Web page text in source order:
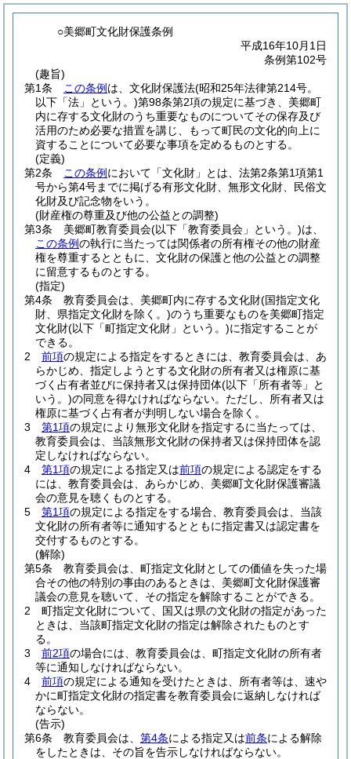
○美郷町文化財保護条例
平成16年10月1日
条例第102号
(趣旨)
第1条
この条例 は、文化財保護法(昭和25年法律第214号。
以下「法」という。)第98条第2項の規定に基づき、美郷町
内に存する文化財のうち重要なものについてその保存及び
活用のため必要な措置を講じ、もって町民の文化的向上に
資することについて必要な事項を定めるものとする。
(定義)
第2条
この条例 において「文化財」とは、法第2条第1項第1
号から第4号までに掲げる有形文化財、無形文化財、民俗文
化財及び記念物をいう。
(財産権の尊重及び他の公益との調整)
第3条
美郷町教育委員会(以下「教育委員会」という。)は、
この条例の執行に当たっては関係者の所有権その他の財産
権を尊重するとともに、文化財の保護と他の公益との調整
に留意するものとする。
(指定)
第4条
教育委員会は、美郷町内に存する文化財(国指定文化
財、県指定文化財を除く。)のうち重要なものを美郷町指定
文化財(以下「町指定文化財」という。)に指定することが
できる。
2
前項の規定による指定をするときには、教育委員会は、あ
らかじめ、指定しようとする文化財の所有者又は権原に基
づく占有者並びに保持者又は保持団体(以下「所有者等」と
いう。)の同意を得なければならない。 ただし、所有者又は
権原に基づく占有者が判明しない場合を除く。
3
第1項の規定により無形文化財を指定するに当たっては、
教育委員会は、当該無形文化財の保持者又は保持団体を認
定しなければならない。
4
第1項の規定による指定又は前項の規定による認定をする
には、教育委員会は、あらかじめ、美郷町文化財保護審議
会の意見を聴くものとする。
5
第1項の規定による指定をする場合、教育委員会は、当該
文化財の所有者等に通知するとともに指定書又は認定書を
交付するものとする。
(解除)
第5条
教育委員会は、町指定文化財としての価値を失った場
合その他の特別の事由のあるときは、美郷町文化財保護審
議会の意見を聴いて、その指定を解除することができる。
2
町指定文化財について、国又は県の文化財の指定があった
ときは、当該町指定文化財の指定は解除されたものとす
る。
3
前2項の場合には、教育委員会は、町指定文化財の所有者
等に通知しなければならない。
4
前項の規定による通知を受けたときは、所有者等は、速や
かに町指定文化財の指定書を教育委員会に返納しなければ
ならない。
(告示)
第6条
教育委員会は、 第4条による指定又は前条による解除
をしたときは、その旨を告示しなければならない。